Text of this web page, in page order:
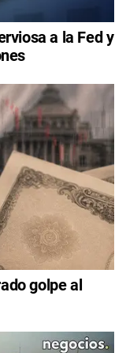
a la Fed y
golpe al